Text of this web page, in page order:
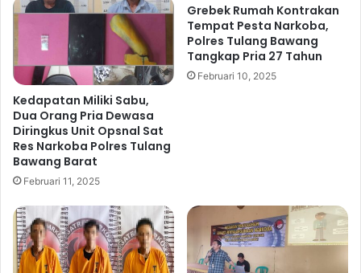
r
t
T
a
n
g
k
a
p
S
o
a
n
G
a
r
B
a
k
t
i
K
s
e
h
a
Kedapatan Miliki Sabu,
Dua Orang Pria Dewasa
Diringkus Unit Opsnal Sat
Res Narkoba Polres Tulang
Bawang Barat
Februari 11, 2025
Grebek Rumah Kontrakan
Tempat Pesta Narkoba,
Polres Tulang Bawang
Tangkap Pria 27 Tahun
Februari 10, 2025